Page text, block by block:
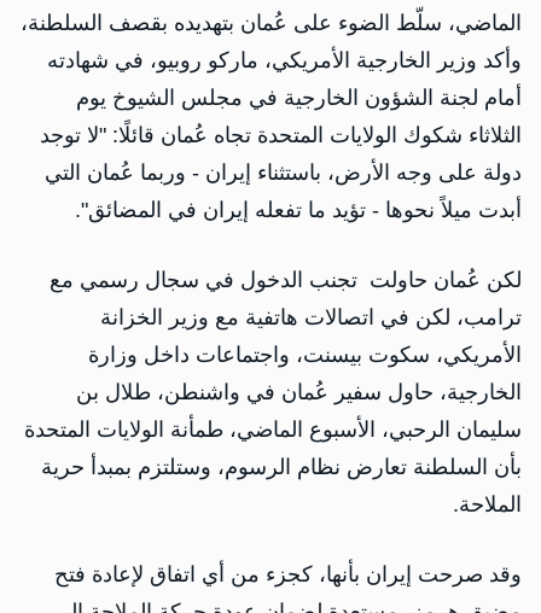
الماضي، سلّط الضوء على عُمان بتهديده بقصف السلطنة،
وأكد وزير الخارجية الأمريكي، ماركو روبيو، في شهادته
أمام لجنة الشؤون الخارجية في مجلس الشيوخ يوم
الثلاثاء شكوك الولايات المتحدة تجاه عُمان قائلًا: "لا توجد
دولة على وجه الأرض، باستثناء إيران - وربما عُمان التي
أبدت ميلاً نحوها - تؤيد ما تفعله إيران في المضائق".
لكن عُمان حاولت تجنب الدخول في سجال رسمي مع
ترامب، لكن في اتصالات هاتفية مع وزير الخزانة
الأمريكي، سكوت بيسنت، واجتماعات داخل وزارة
الخارجية، حاول سفير عُمان في واشنطن، طلال بن
سليمان الرحبي، الأسبوع الماضي، طمأنة الولايات المتحدة
بأن السلطنة تعارض نظام الرسوم، وستلتزم بمبدأ حرية
الملاحة.
وقد صرحت إيران بأنها، كجزء من أي اتفاق لإعادة فتح